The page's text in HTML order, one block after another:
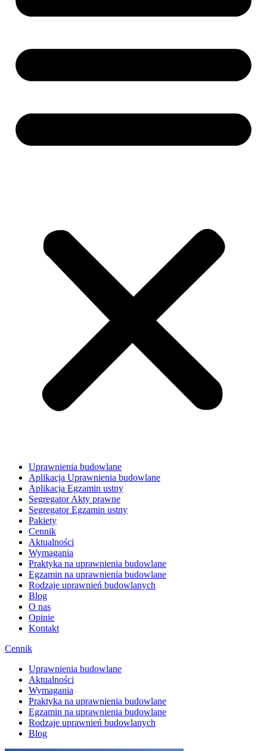
Uprawnienia budowlane
Aplikacja Uprawnienia budowlane
Aplikacja Egzamin ustny
Segregator Akty prawne
Segregator Egzamin ustny
Pakiety
Cennik
Aktualności
Wymagania
Praktyka na uprawnienia budowlane
Egzamin na uprawnienia budowlane
Rodzaje uprawnień budowlanych
Blog
O nas
Opinie
Kontakt
Cennik
Uprawnienia budowlane
Aktualności
Wymagania
Praktyka na uprawnienia budowlane
Egzamin na uprawnienia budowlane
Rodzaje uprawnień budowlanych
Blog